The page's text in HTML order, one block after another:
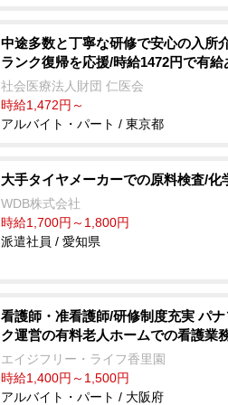
中途多数と丁寧な研修で安心の入所
ランク復帰を応援/時給1472円で有給
社会医療法人財団 仁医会
時給1,472円～
アルバイト・パート / 東京都
大手タイヤメーカーでの原料検査/化
WDB株式会社
時給1,700円～1,800円
派遣社員 / 愛知県
看護師・准看護師/研修制度充実 パ
ク運営の有料老人ホームでの看護業
エイジフリー・ライフ香里園
時給1,400円～1,500円
アルバイト・パート / 大阪府